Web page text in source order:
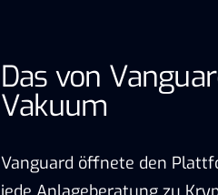
Das von
Vakuum
Vanguard öffnete den